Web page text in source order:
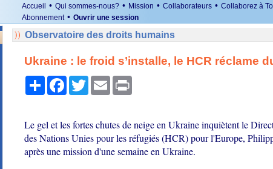
Accueil • Qui sommes-nous? • Mission • Collaborateurs • Collaborez à
Abonnement • Ouvrir une session
Observatoire des droits humains
Ukraine : le froid s’installe, le HCR réclame
PartagerFacebook
TwitterEmail Print
Le gel et les fortes chutes de neige en Ukraine inquiètent le
des Nations Unies pour les réfugiés (HCR) pour l'Europe,
après une mission d'une semaine en Ukraine.